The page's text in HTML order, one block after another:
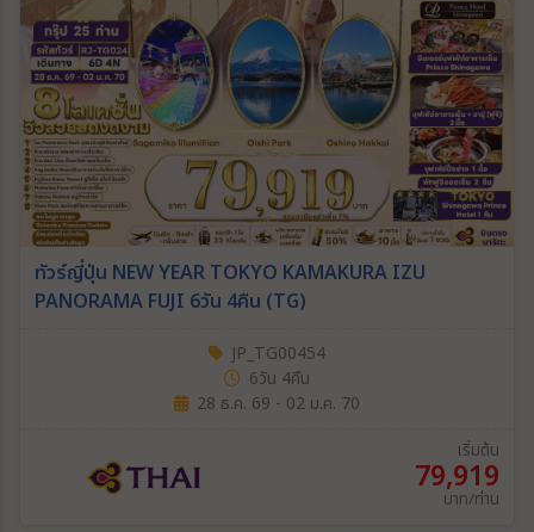
ทัวร์ญี่ปุ่น NEW YEAR TOKYO KAMAKURA IZU
PANORAMA FUJI 6วัน 4คืน (TG)
JP_TG00454
6วัน 4คืน
28 ธ.ค. 69 - 02 ม.ค. 70
เริ่มต้น
79,919
บาท/ท่าน